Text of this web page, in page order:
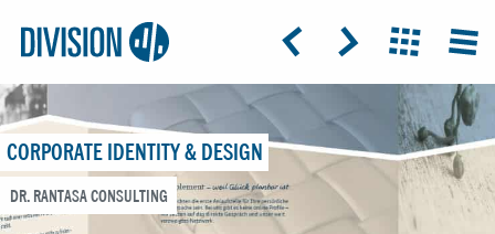
Logo:
Division4
ICON: ARROW-LEFT
ICON: ARROW-RIGHT
ICON:
CORPORATE IDENTITY & DESIGN
DR. RANTASA CONSULTING